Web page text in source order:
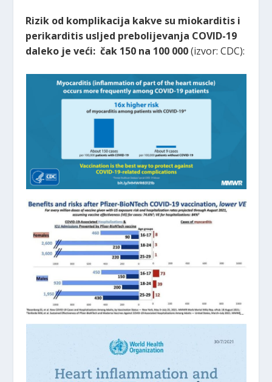
Rizik od komplikacija kakve su miokarditis i
perikarditis usljed prebolijevanja COVID-19
daleko je veći: čak 150 na 100 000(izvor: CDC):